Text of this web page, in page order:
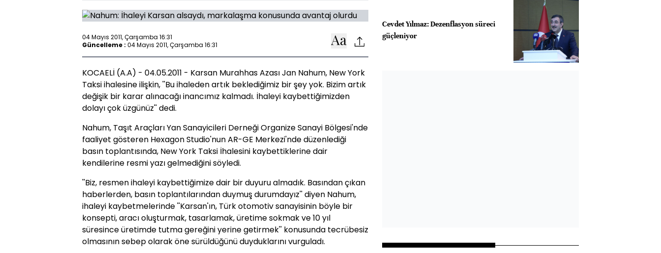
04 Mayıs 2011, Çarşamba 16:31
Güncelleme : 04 Mayıs 2011, Çarşamba 16:31
KOCAELİ (A.A) - 04.05.2011 - Karsan Murahhas Azası Jan Nahum, New York
Taksi ihalesine ilişkin, ''Bu ihaleden artık beklediğimiz bir şey yok. Bizim artık
değişik bir karar alınacağı inancımız kalmadı. İhaleyi kaybettiğimizden
dolayı çok üzgünüz'' dedi.
Nahum, Taşıt Araçları Yan Sanayicileri Derneği Organize Sanayi Bölgesi'nde
faaliyet gösteren Hexagon Studio'nun AR-GE Merkezi'nde düzenlediği
basın toplantısında, New York Taksi İhalesini kaybettiklerine dair
kendilerine resmi yazı gelmediğini söyledi.
''Biz, resmen ihaleyi kaybettiğimize dair bir duyuru almadık. Basından çıkan
haberlerden, basın toplantılarından duymuş durumdayız'' diyen Nahum,
ihaleyi kaybetmelerinde ''Karsan'ın, Türk otomotiv sanayisinin böyle bir
konsepti, aracı oluşturmak, tasarlamak, üretime sokmak ve 10 yıl
süresince üretimde tutma gereğini yerine getirmek'' konusunda tecrübesiz
olmasının sebep olarak öne sürüldüğünü duyduklarını vurguladı.
Cevdet Yılmaz: Dezenflasyon süreci
güçleniyor